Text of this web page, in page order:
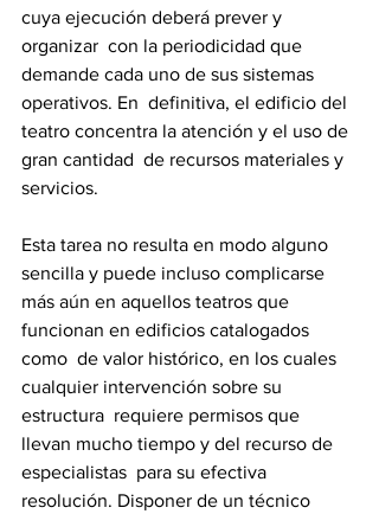
cuya ejecución deberá prever y
organizar  con la periodicidad que
demande cada uno de sus sistemas
operativos. En  definitiva, el edificio del
teatro concentra la atención y el uso de
gran cantidad  de recursos materiales y
servicios.
Esta tarea no resulta en modo alguno
sencilla y puede incluso complicarse
más aún en aquellos teatros que
funcionan en edificios catalogados
como  de valor histórico, en los cuales
cualquier intervención sobre su
estructura  requiere permisos que
llevan mucho tiempo y del recurso de
especialistas  para su efectiva
resolución. Disponer de un técnico